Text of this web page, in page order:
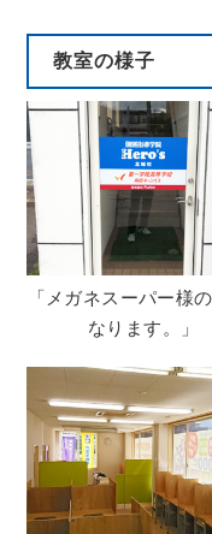
教室の様子
「メガネスーパー様
なります。」